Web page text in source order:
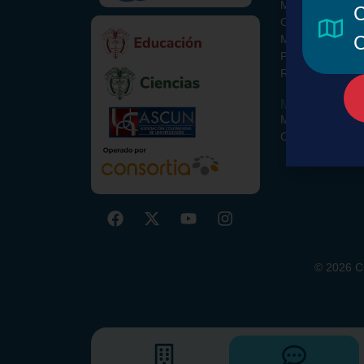
Misión y Visión
ORCID
Metodología
Paquete Básico
Recursos
Miembros y
Comisiones
© 2026